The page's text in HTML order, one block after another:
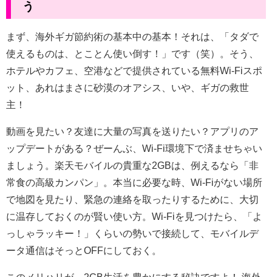
う
まず、海外ギガ節約術の基本中の基本！それは、「タダで
使えるものは、とことん使い倒す！」です（笑）。そう、
ホテルやカフェ、空港などで提供されている無料Wi-Fiスポ
ット、あれはまさに砂漠のオアシス、いや、ギガの救世
主！
動画を見たい？友達に大量の写真を送りたい？アプリのア
ップデートがある？ぜーんぶ、Wi-Fi環境下で済ませちゃい
ましょう。楽天モバイルの貴重な2GBは、例えるなら「非
常食の高級カンパン」。本当に必要な時、Wi-Fiがない場所
で地図を見たり、緊急の連絡を取ったりするために、大切
に温存しておくのが賢い使い方。Wi-Fiを見つけたら、「よ
っしゃラッキー！」くらいの勢いで接続して、モバイルデ
ータ通信はそっとOFFにしておく。